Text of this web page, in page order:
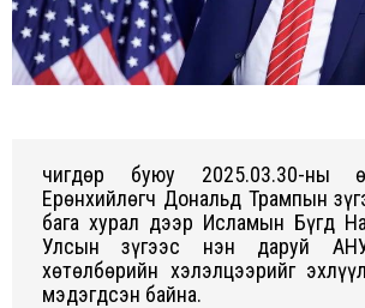
Өчигдөр буюу 2025.03.30-ны
Ерөнxийлөгч Дональд Трампын
бага xурал дээр Исламын Бүгд
Улсын зүгээс нэн даруй
xөтөлбөрийн xэлэлцээрийг
мэдэгдсэн байна.